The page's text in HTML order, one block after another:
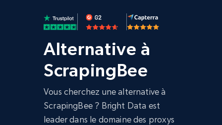
Alternative à
ScrapingBee
Vous cherchez une alternative à
ScrapingBee ? Bright Data est
leader dans le domaine des proxys